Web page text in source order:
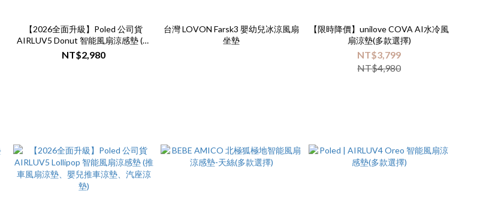
【2026全面升級】Poled 公司貨
AIRLUV5 Donut 智能風扇涼感墊 (推
車風扇涼墊、嬰兒推車涼墊、汽座涼
NT$2,980
台灣 LOVON Farsk3 嬰幼兒冰涼風扇
坐墊
【限時降價】unilove COVA AI水冷風
扇涼墊(多款選擇)
NT$3,799
NT$4,980